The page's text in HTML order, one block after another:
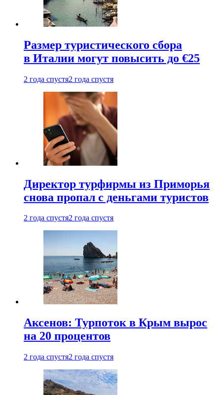
Размер туристического сбора
в Италии могут повысить до €25
2 года спустя2 года спустя
Директор турфирмы из Приморья
снова пропал с деньгами туристов
2 года спустя2 года спустя
Аксенов: Турпоток в Крым вырос
на 20 процентов
2 года спустя2 года спустя